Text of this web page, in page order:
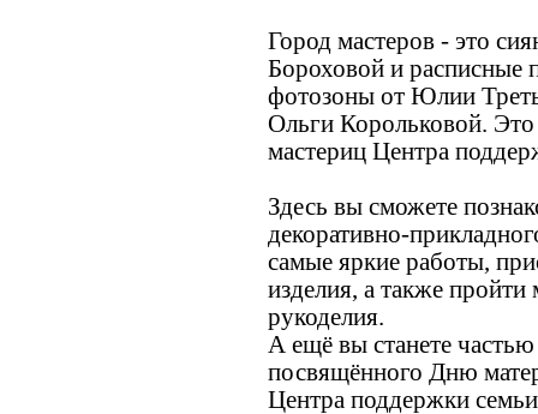
Город мастеров - это
Бороховой и расписные
фотозоны от Юлии
Ольги Корольковой.
мастериц Центра
Здесь вы сможете
декоративно-
самые яркие работы,
изделия, а также
рукоделия.
А ещё вы станете
посвящённого Дню
Центра поддержки